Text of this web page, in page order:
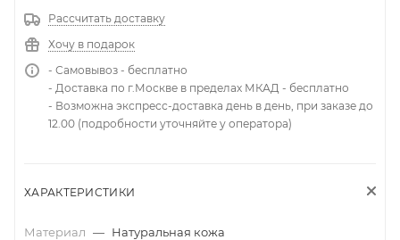
Рассчитать доставку
Хочу в подарок
- Самовывоз - бесплатно
- Доставка по г.Москве в пределах МКАД - бесплатно
- Возможна экспресс-доставка день в день, при заказе до
12.00 (подробности уточняйте у оператора)
ХАРАКТЕРИСТИКИ
Материал — Натуральная кожа